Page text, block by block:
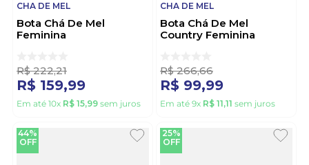
CHA DE MEL
Bota Chá De Mel
Feminina
R$ 222,21
R$ 159,99
Em até 10x R$ 15,99 sem juros
CHA DE MEL
Bota Chá De Mel
Country Feminina
R$ 266,66
R$ 99,99
Em até 9x R$ 11,11 sem juros
44%
OFF
25%
OFF